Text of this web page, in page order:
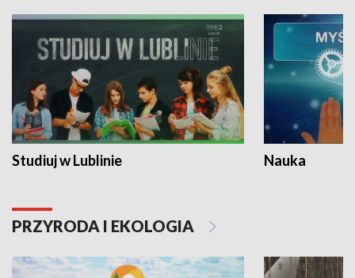
Studiuj w Lublinie Nauka
PRZYRODA I EKOLOGIA